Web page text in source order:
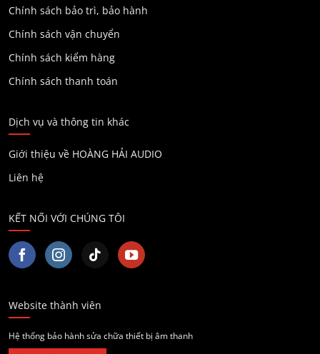
Chính sách bảo trì, bảo hành
Chính sách vận chuyển
Chính sách kiểm hàng
Chính sách thanh toán
Dịch vụ và thông tin khác
Giới thiệu về HOÀNG HẢI AUDIO
Liên hệ
KẾT NỐI VỚI CHÚNG TÔI
Website thành viên
Hệ thống bảo hành sửa chữa thiết bị âm thanh